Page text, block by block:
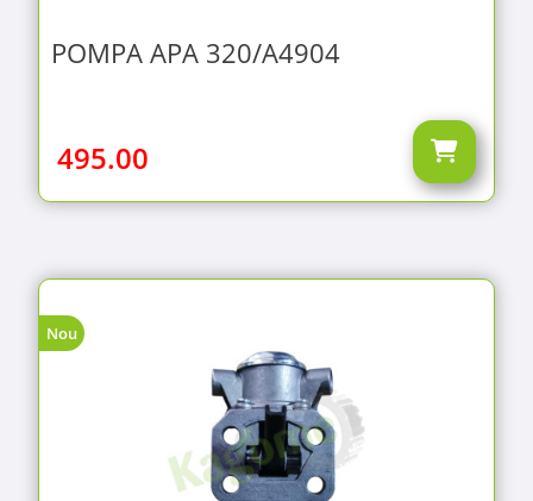
POMPA APA 320/A4904
495.00
Nou